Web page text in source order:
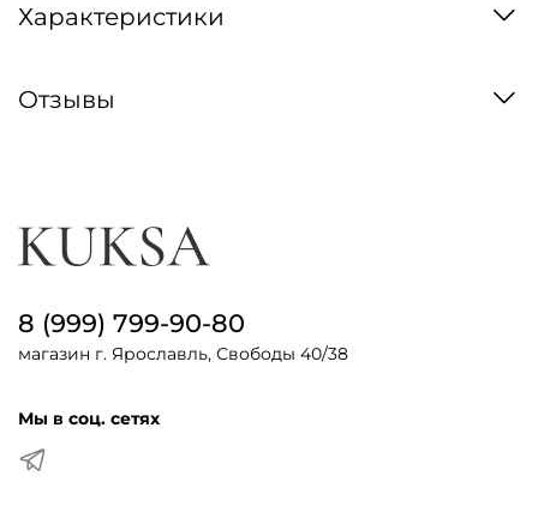
Характеристики
Отзывы
8 (999) 799-90-80
магазин г. Ярославль, Свободы 40/38
Мы в соц. сетях